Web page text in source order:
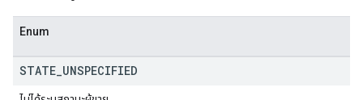
Enum
STATE UNSPECIFIED